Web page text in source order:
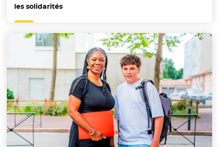
les solidarités